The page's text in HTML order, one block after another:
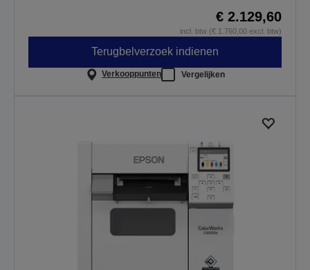
€ 2.129,60
incl. btw (€ 1.760,00 excl. btw)
Terugbelverzoek indienen
Verkooppunten Vergelijken